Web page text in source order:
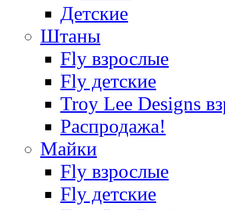
Детские
Штаны
Fly взрослые
Fly детские
Troy Lee Designs
Распродажа!
Майки
Fly взрослые
Fly детские